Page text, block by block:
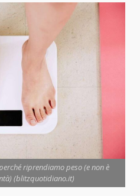
riprendiamo peso (e non è
(blitzquotidiano.it)